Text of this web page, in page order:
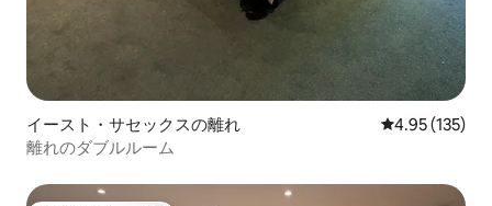
イースト・サセックスの離れ レビュー135
4.95 (135)
離れのダブルルーム